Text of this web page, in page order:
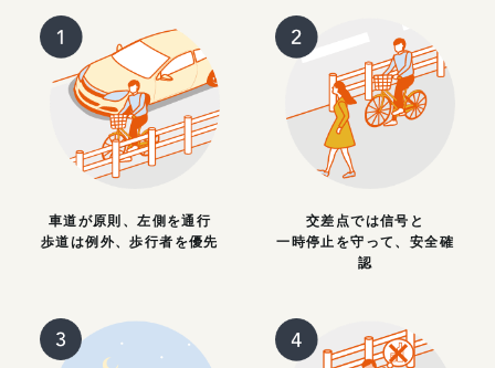
車道が原則、左側を通行
歩道は例外、歩行者を優先
交差点では信号と
一時停止を守って、安全確
認